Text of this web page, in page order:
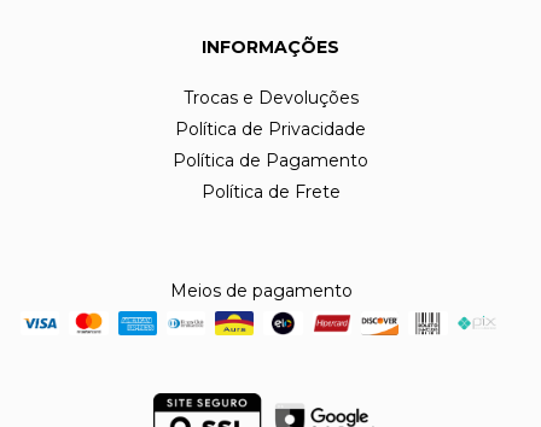
INFORMAÇÕES
Trocas e Devoluções
Política de Privacidade
Política de Pagamento
Política de Frete
Meios de pagamento